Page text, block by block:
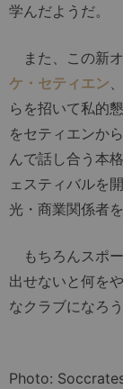
学んだようだ。
また、この新
ケ・セティエン
らを招いて私的
をセティエンか
んで話し合う本
ェスティバルを
光・商業関係者
もちろんスポ
出せないと何を
なクラブになろ
Photo: